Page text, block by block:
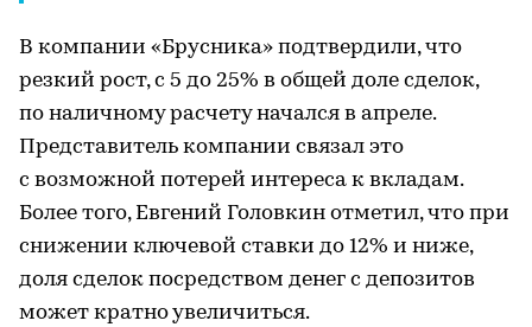
В компании «Брусника» подтвердили, что
резкий рост, с 5 до 25% в общей доле сделок,
по наличному расчету начался в апреле.
Представитель компании связал это
с возможной потерей интереса к вкладам.
Более того, Евгений Головкин отметил, что при
снижении ключевой ставки до 12% и ниже,
доля сделок посредством денег с депозитов
может кратно увеличиться.